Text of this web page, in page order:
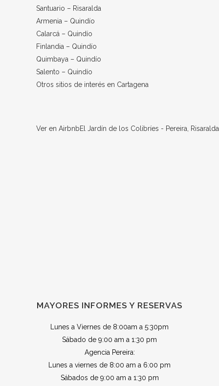
Santuario – Risaralda
Armenia – Quindío
Calarcá – Quindío
Finlandia – Quindío
Quimbaya – Quindío
Salento – Quindío
Otros sitios de interés en Cartagena
Ver en AirbnbEl Jardín de los Colibríes - Pereira, Risaralda
MAYORES INFORMES Y RESERVAS
Lunes a Viernes de 8:00am a 5:30pm
Sábado de 9:00 am a 1:30 pm
Agencia Pereira:
Lunes a viernes de 8:00 am a 6:00 pm
Sábados de 9:00 am a 1:30 pm